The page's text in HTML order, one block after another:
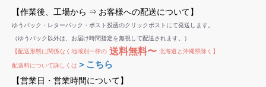
【作業後、工場から ⇒ お客様への配送について】
ゆうパック・レターパック・ポスト投函のクリックポストにて発送します。
（ゆうパック以外は、お届け時間指定を無視して配送されます。）
【配送形態に関係なく地域別一律の 送料無料〜 北海道と沖縄県除く】
配送料について詳しくは ＞こちら
【営業日・営業時間について】